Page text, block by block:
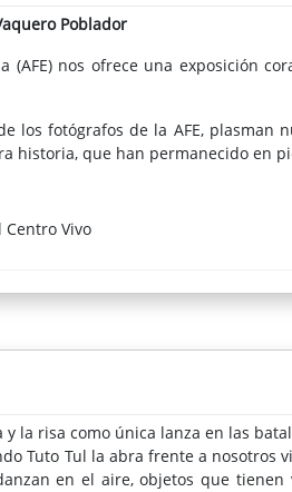
Poblador
(AFE) nos ofrece una exposición
los fotógrafos de la AFE, plasman
historia, que han permanecido en
Vivo
la risa como única lanza en las
Tuto Tul la abra frente a nosotros
en el aire, objetos que